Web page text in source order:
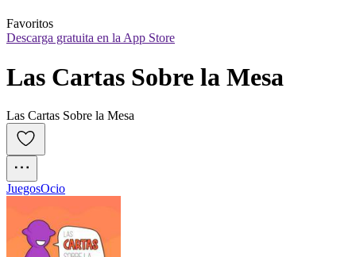
Favoritos
Descarga gratuita en la App Store
Las Cartas Sobre la Mesa
Las Cartas Sobre la Mesa
JuegosOcio